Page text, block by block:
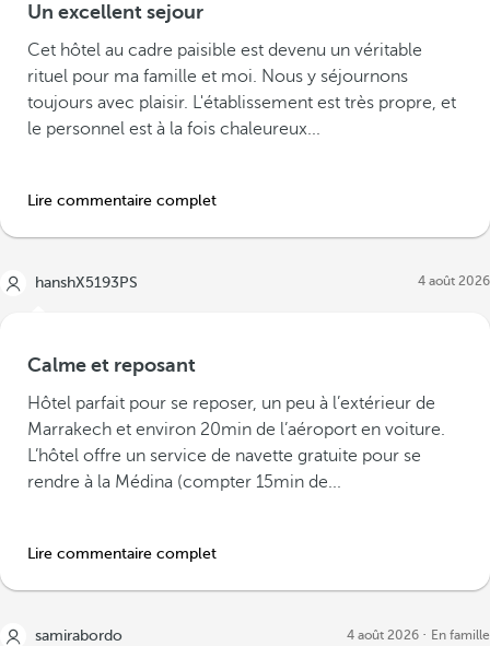
Un excellent sejour
Cet hôtel au cadre paisible est devenu un véritable
rituel pour ma famille et moi. Nous y séjournons
toujours avec plaisir. L'établissement est très propre, et
le personnel est à la fois chaleureux...
Lire commentaire complet
hanshX5193PS 4 août 2026
Calme et reposant
Hôtel parfait pour se reposer, un peu à l’extérieur de
Marrakech et environ 20min de l’aéroport en voiture.
L’hôtel offre un service de navette gratuite pour se
rendre à la Médina (compter 15min de...
Lire commentaire complet
samirabordo 4 août 2026 En famille